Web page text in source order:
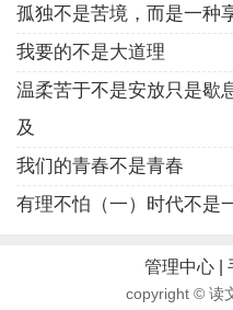
学和我一样，从没停下努
己。不妨回头看看自己的
外吧。不过我不怕，至少
至少我可以告诉任何人，
个‘故事’。或许它词藻不
不是所有人都是英雄，
孤独不是苦境，而是一种
我要的不是大道理
温柔苦于不是安放只是歇
及
我们的青春不是青春
有理不怕（一）时代不是
管理中心
copyright © 读